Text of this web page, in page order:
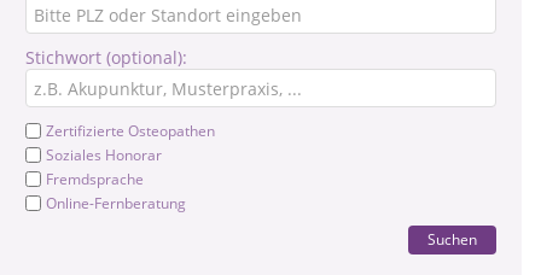
Stichwort (optional):
Zertifizierte Osteopathen
Soziales Honorar
Fremdsprache
Online-Fernberatung
Suchen